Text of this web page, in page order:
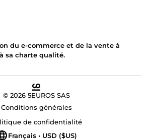
du e-commerce et de la vente à
sa charte qualité.
© 2026 5EUROS SAS
Conditions générales
de confidentialité
Français • USD ($US)